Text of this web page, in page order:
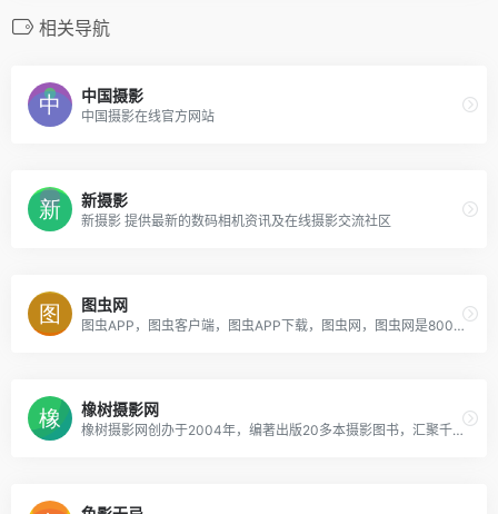
相关导航
中国摄影
中国摄影在线官方网站
新摄影
新摄影 提供最新的数码相机资讯及在线摄影交流社区
图虫网
图虫APP，图虫客户端，图虫APP下载，图虫网，图虫网是800多万摄影师入驻的优质摄影图片分享社区，下属纪实、风光、人像、生态、黑白、器材、佳能、尼康、宾得等几十个专业摄影社区。海量的照片、相册和图博全部由摄影师共同管理和维护。
橡树摄影网
橡树摄影网创办于2004年，编著出版20多本摄影图书，汇聚千万摄影爱好者，为摄影师提供摄影作品与技巧的交流平台，这里有生活摄影、风光摄影、旅游摄影、人体艺术摄影、摄影器材测评等，是国内知名的人气摄影网站。